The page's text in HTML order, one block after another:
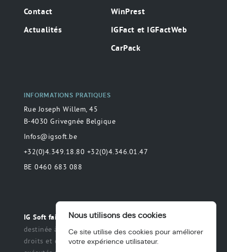
Contact
Actualités
WinPrest
IGFact et IGFactWeb
CarPack
INFORMATIONS PRATIQUES
Rue Joseph Willem, 45
B-4030 Grivegnée Belgique
Infos@igsoft.be
+32(0)4.349.18.80 +32(0)4.346.01.47
BE 0460 683 088
IG Soft fait partie du groupe MAS. Toute déclaration
destinée à préciser ou de délimiter le champ des
droits et des obligations qui peuvent être exercés et
Nous utilisons des cookies
Ce site utilise des cookies pour améliorer
votre expérience utilisateur.